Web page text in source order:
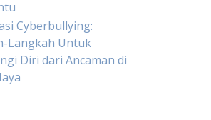
Cyberbullying:
Langkah Untuk
Diri dari Ancaman di